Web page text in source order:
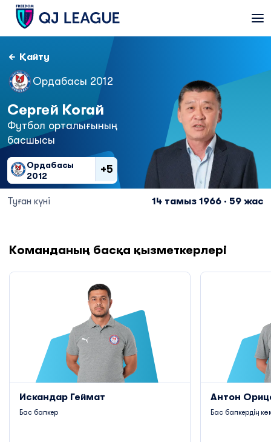
Қайту
Ордабасы 2012
Сергей Когай
Футбол орталығының
басшысы
Ордабасы
2012
+5
Туған күні 14 тамыз 1966 · 59 жас
Команданың басқа қызметкерлері
Искандар Геймат
Бас бапкер
Антон
Бас бапкердің